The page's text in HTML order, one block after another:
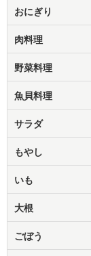
おにぎり
肉料理
野菜料理
魚貝料理
サラダ
もやし
いも
大根
ごぼう